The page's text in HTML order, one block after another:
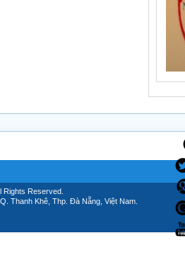
Rights Reserved.
Thanh Khê, Thp. Đà Nẵng, Việt Nam.